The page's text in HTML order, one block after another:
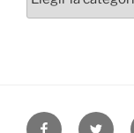
FacebookTwitter